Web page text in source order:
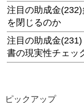
注目の助成金
を閉じるのか
注目の助成金
書の現実性チェッ
ピックアップ